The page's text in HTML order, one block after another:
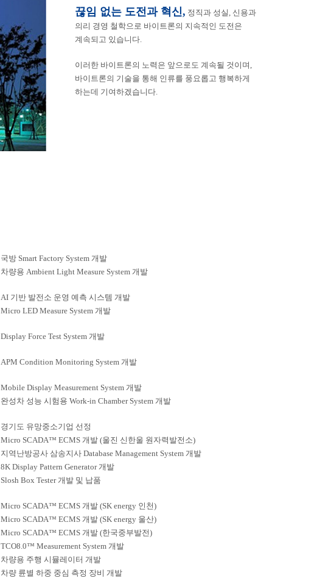
끊임 없는 도전과 혁신, 정직과 성실, 신용과
의리 경영 철학으로 바이트론의 지속적인 도전은
계속되고 있습니다.
이러한 바이트론의 노력은 앞으로도 계속될 것이며,
바이트론의 기술을 통해 인류를 풍요롭고 행복하게
하는데 기여하겠습니다.
국방 Smart Factory System 개발
차량용 Ambient Light Measure System 개발
AI 기반 발전소 운영 예측 시스템 개발
Micro LED Measure System 개발
Display Force Test System 개발
APM Condition Monitoring System 개발
Mobile Display Measurement System 개발
완성차 성능 시험용 Work-in Chamber System 개발
경기도 유망중소기업 선정
Micro SCADA™ ECMS 개발 (울진 신한울 원자력발전소)
지역난방공사 삼송지사 Database Management System 개발
8K Display Pattern Generator 개발
Slosh Box Tester 개발 및 납품
Micro SCADA™ ECMS 개발 (SK energy 인천)
Micro SCADA™ ECMS 개발 (SK energy 울산)
Micro SCADA™ ECMS 개발 (한국중부발전)
TCO8.0™ Measurement System 개발
차량용 주행 시뮬레이터 개발
차량 륜별 하중 중심 측정 장비 개발